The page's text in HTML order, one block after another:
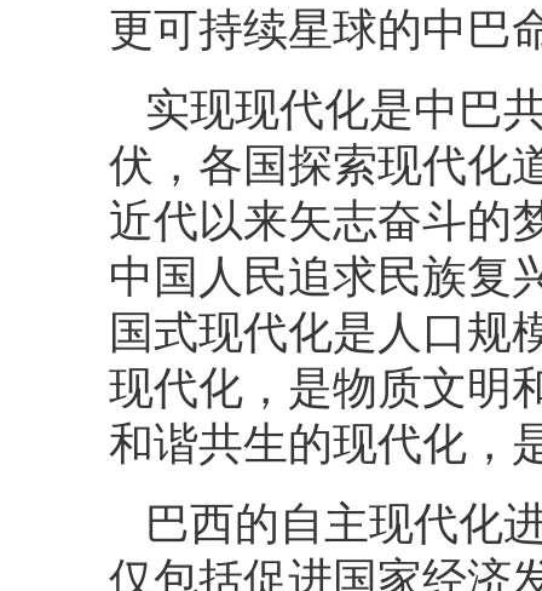
更可持续星球的中巴
实现现代化是中巴
伏，各国探索现代化
近代以来矢志奋斗的
中国人民追求民族复
国式现代化是人口规
现代化，是物质文明
和谐共生的现代化，
巴西的自主现代化
仅包括促进国家经济